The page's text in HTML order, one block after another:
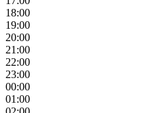
18:00
19:00
20:00
21:00
22:00
23:00
00:00
01:00